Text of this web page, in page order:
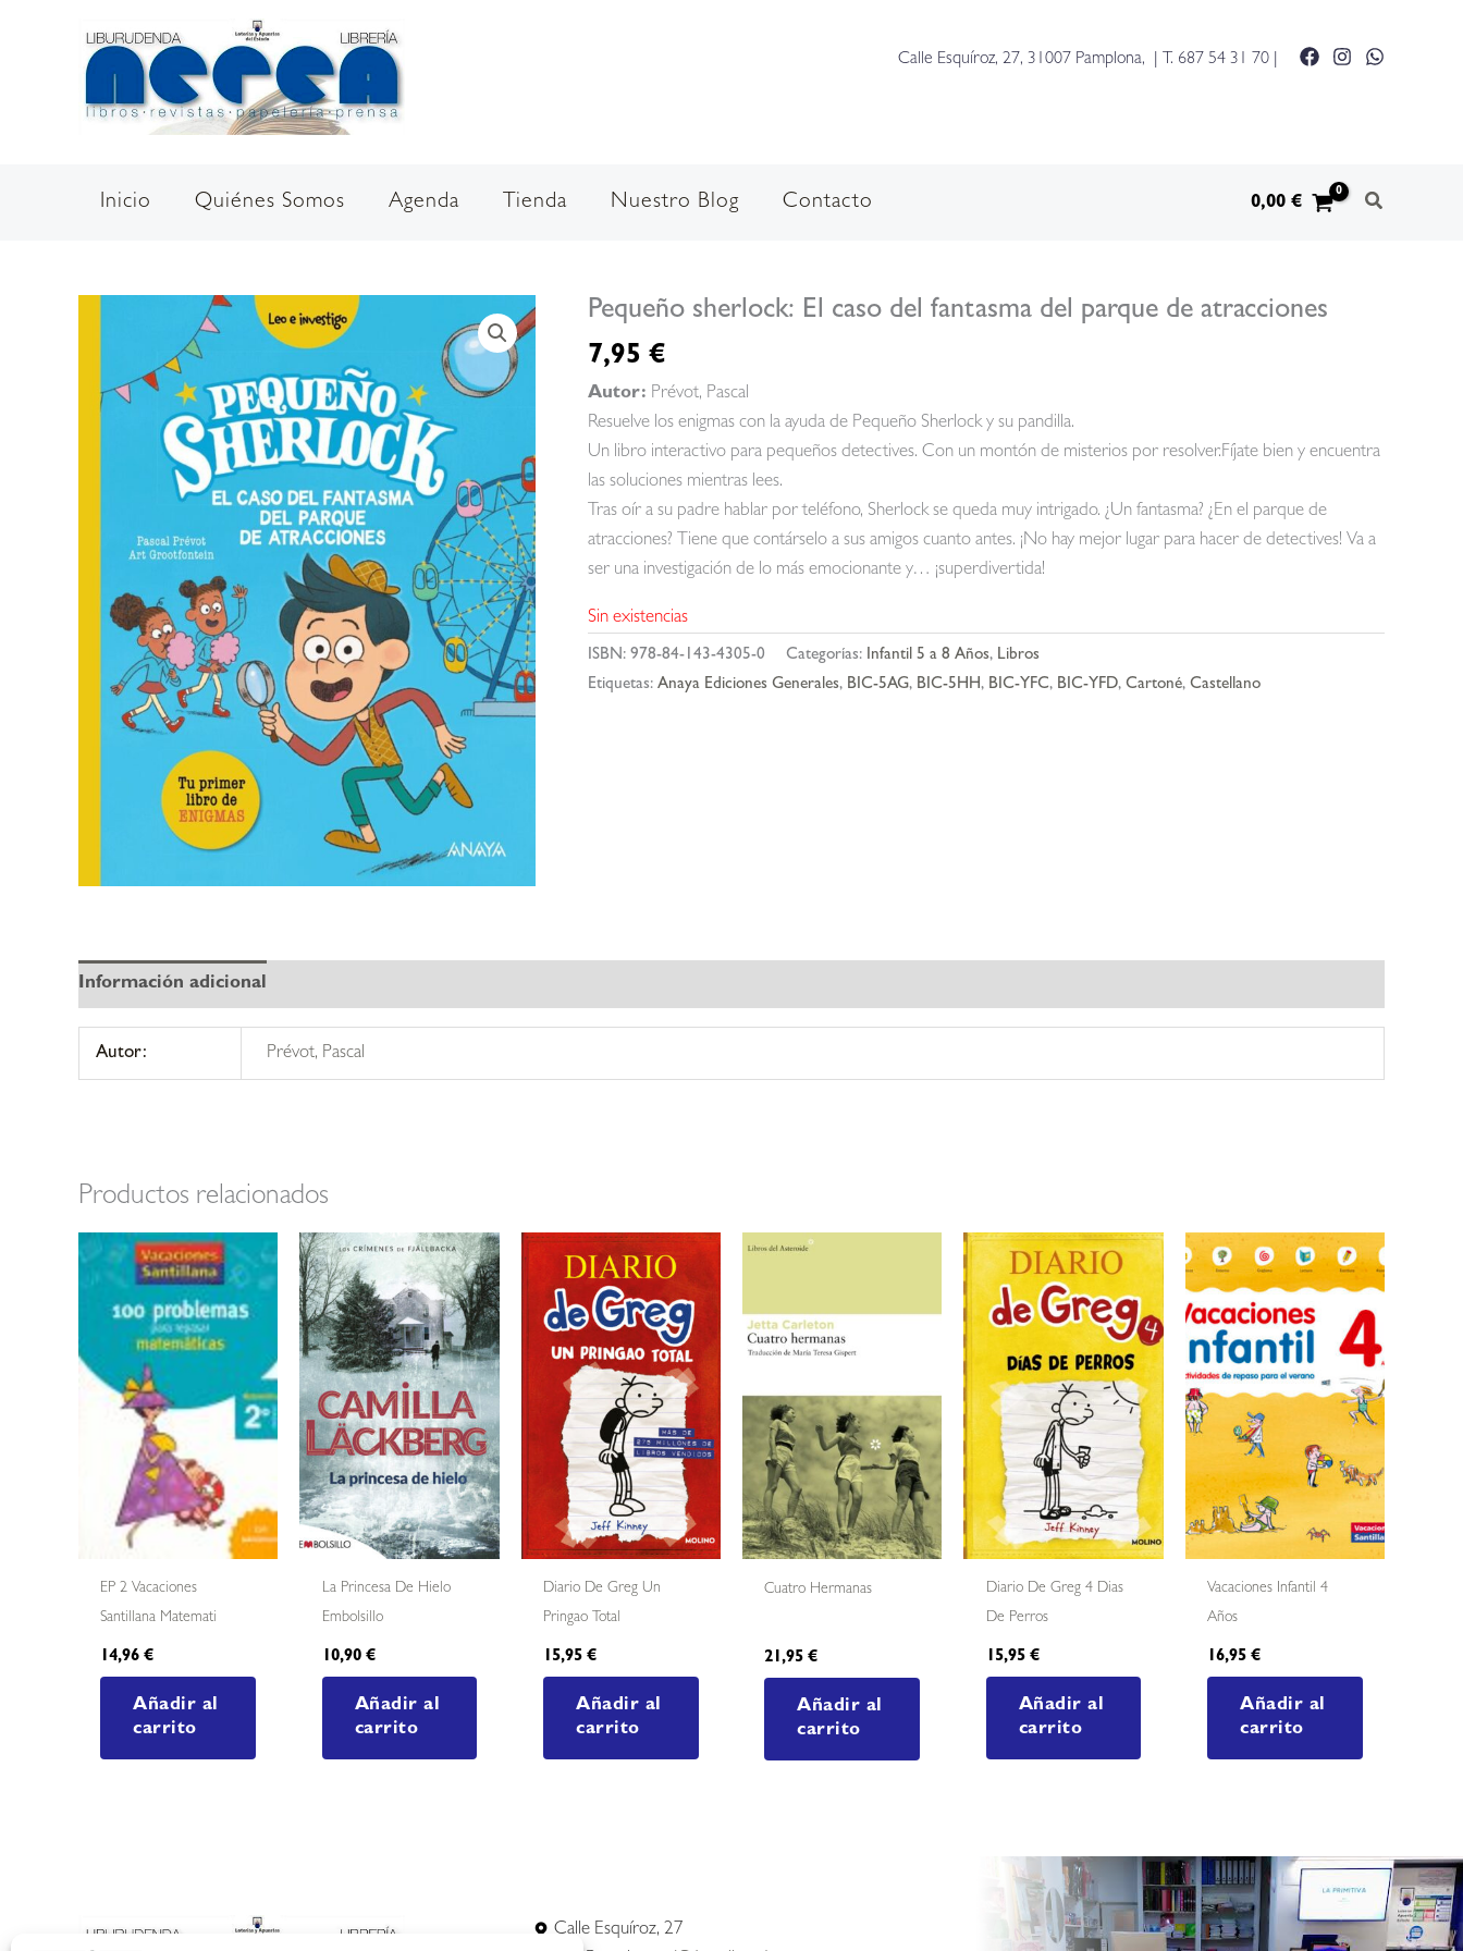
Calle Esquíroz, 27, 31007 Pamplona, | T. 687 54 31 70
Inicio Quiénes Somos Agenda Tienda Nuestro Blog Contacto 0,00€
Pequeño sherlock: El caso del fantasma del parque de atracciones
7,95 €
Autor: Prévot, Pascal
Resuelve los enigmas con la ayuda de Pequeño Sherlock y su pandilla.
Un libro interactivo para pequeños detectives. Con un montón de misterios por resolver.Fíjate bien y encuentra
las soluciones mientras lees.
Tras oír a su padre hablar por teléfono, Sherlock se queda muy intrigado. ¿Un fantasma? ¿En el parque de
atracciones? Tiene que contárselo a sus amigos cuanto antes. ¡No hay mejor lugar para hacer de detectives! Va a
ser una investigación de lo más emocionante y… ¡superdivertida!
Sin existencias
ISBN: 978-84-143-4305-0 Categorías: Infantil 5 a 8 Años, Libros
Etiquetas: Anaya Ediciones Generales, BIC-5AG, BIC-5HH, BIC-YFC, BIC-YFD, Cartoné, Castellano
Información adicional
Autor: Prévot, Pascal
Productos relacionados
EP 2 Vacaciones
Santillana Matemati
14,96€
Añadir al
carrito
La Princesa De Hielo
Embolsillo
10,90 €
Añadir al
carrito
Diario De Greg Un
Pringao Total
15,95€
Añadir al
carrito
Cuatro Hermanas
21,95€
Añadir al
carrito
Diario De Greg 4 Dias
De Perros
15,95 €
Añadir al
carrito
Vacaciones Infantil 4
Años
16,95€
Añadir al
carrito
Calle Esquíroz, 27